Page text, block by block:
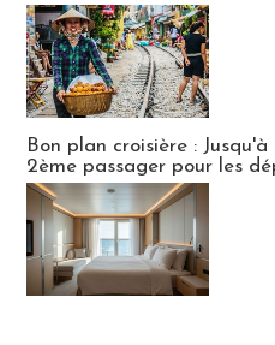
Bon plan croisière :
2ème passager pour les